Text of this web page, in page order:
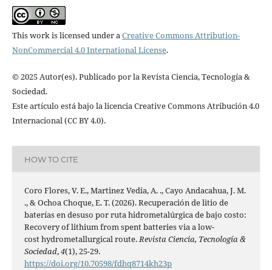
This work is licensed under aCreative Commons Attribution-
NonCommercial 4.0 International License.
© 2025 Autor(es). Publicado por la Revista Ciencia, Tecnología &
Sociedad.
Este artículo está bajo la licencia Creative Commons Atribución 4.0
Internacional (CC BY 4.0).
HOW TO CITE
Coro Flores, V. E., Martinez Vedia, A. ., Cayo Andacahua, J. M.
., & Ochoa Choque, E. T. (2026). Recuperación de litio de
baterías en desuso por ruta hidrometalúrgica de bajo costo:
Recovery of lithium from spent batteries via a low-
cost hydrometallurgical route.Revista Ciencia, Tecnología &
Sociedad,4(1), 25-29.
https://doi.org/10.70598/fdhq8714kh23p